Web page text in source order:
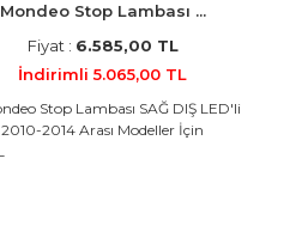
Mondeo Stop Lambası ...
Fiyat : 6.585,00 TL
İndirimli 5.065,00 TL